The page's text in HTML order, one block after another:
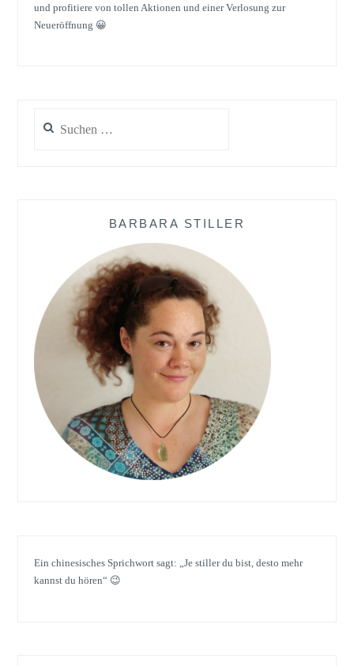
und profitiere von tollen Aktionen und einer Verlosung zur
Neueröffnung 😀
nach:
BARBARA STILLER
Ein chinesisches Sprichwort sagt: „Je stiller du bist, desto mehr
kannst du hören“ 😉